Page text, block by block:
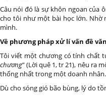
Câu nói đó là sự khôn ngoan của
cho tôi như một bài học lớn. Nhờ
mình.
Về phương pháp xử lí vấn đề
Tôi viết một chương có tính chất
chương” (Lời quê 1, tr 21), nêu ra
thống nhất trong một doanh nhân.
Dù cho sóng gió bão bùng, lý do